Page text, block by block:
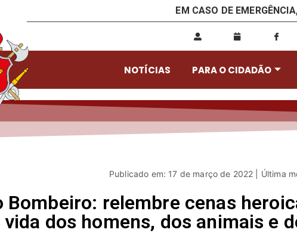
EM CASO DE
NOTÍCIAS PARA O CIDADÃO
Publicado em: 17 de março de 2022 | Última
Bombeiro: relembre cenas
vida dos homens, dos animais e